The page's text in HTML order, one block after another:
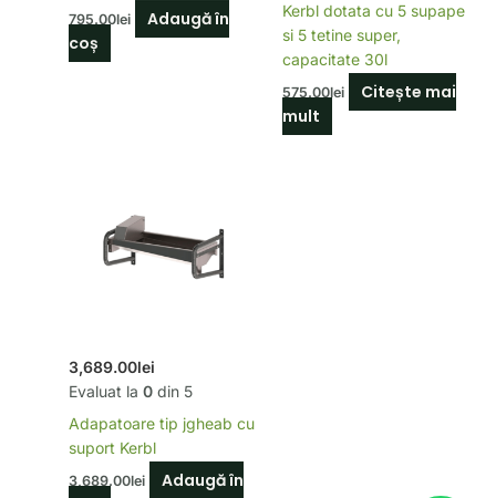
795.00lei
Adaugă în
coș
Kerbl dotata cu 5 supape
si 5 tetine super,
capacitate 30l
575.00lei
Citește mai
mult
3,689.00lei
Evaluat la 0 din 5
Adapatoare tip jgheab cu
suport Kerbl
3,689.00lei
Adaugă în